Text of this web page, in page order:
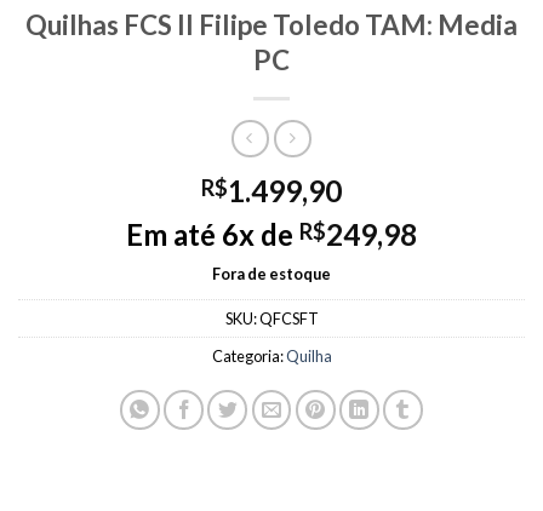
Quilhas FCS II Filipe Toledo TAM: Media
PC
R$1.499,90
Em até 6x de R$249,98
Fora de estoque
SKU:QFCSFT
Categoria:Quilha